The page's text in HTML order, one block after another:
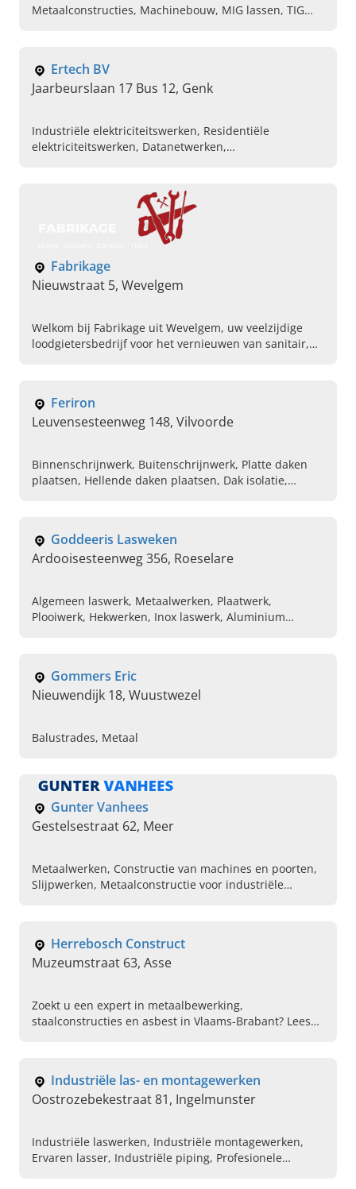
Metaalconstructies, Machinebouw, MIG lassen, TIG
Ertech BV
Jaarbeurslaan 17 Bus 12, Genk
Industriële elektriciteitswerken, Residentiële
elektriciteitswerken, Datanetwerken,
Automatisatie, Brandbeveiliging
Fabrikage
Nieuwstraat 5, Wevelgem
Welkom bij Fabrikage uit Wevelgem, uw veelzijdige
loodgietersbedrijf voor het vernieuwen van sanitair,
Feriron
Leuvensesteenweg 148, Vilvoorde
Binnenschrijnwerk, Buitenschrijnwerk, Platte daken
plaatsen, Hellende daken plaatsen, Dak isolatie,
Goddeeris Lasweken
Ardooisesteenweg 356, Roeselare
Algemeen laswerk, Metaalwerken, Plaatwerk,
Plooiwerk, Hekwerken, Inox laswerk, Aluminium
Gommers Eric
Nieuwendijk 18, Wuustwezel
Balustrades, Metaal
Gunter Vanhees
Gestelsestraat 62, Meer
Metaalwerken, Constructie van machines en poorten,
Slijpwerken, Metaalconstructie voor industriële
Herrebosch Construct
Muzeumstraat 63, Asse
Zoekt u een expert in metaalbewerking,
staalconstructies en asbest in Vlaams-Brabant? Lees
Industriële las- en montagewerken
Oostrozebekestraat 81, Ingelmunster
Industriële laswerken, Industriële montagewerken,
Ervaren lasser, Industriële piping, Profesionele